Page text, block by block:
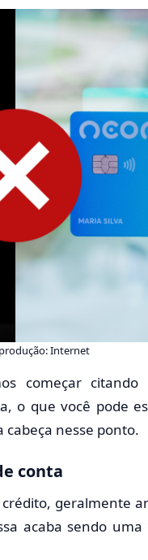
Internet
começar
o que você pode
cabeça nesse ponto.
conta
geralmente
acaba sendo